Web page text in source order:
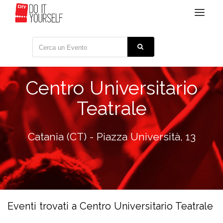
Toggle
Centro Universitario
Teatrale
Catania (CT) - Piazza Università, 13
Eventi trovati a Centro Universitario Teatrale